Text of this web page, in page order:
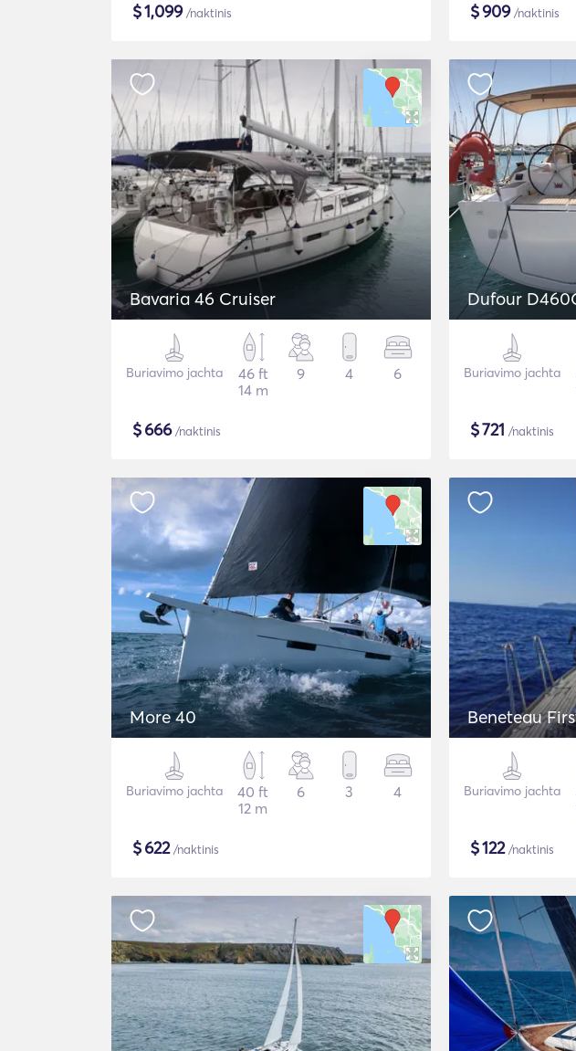
$1,099/naktinis $909/naktinis
Bavaria 46 Cruiser
Buriavimo jachta
46 ft
14 m
9 4 6
$666/naktinis
Dufour
Buriavimo jachta
$721 /naktinis
More 40
Buriavimo jachta
40 ft
12 m
6 3 4
$622/naktinis
Beneteau
Buriavimo jachta
$122/naktinis